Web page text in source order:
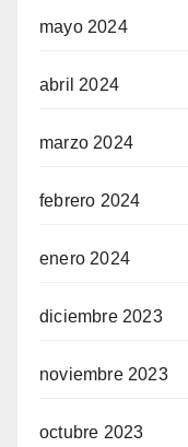
telegram
mayo 2024
abril 2024
marzo 2024
febrero 2024
enero 2024
diciembre 2023
noviembre 2023
octubre 2023